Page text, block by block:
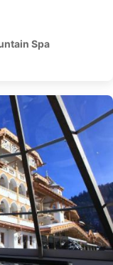
Spa